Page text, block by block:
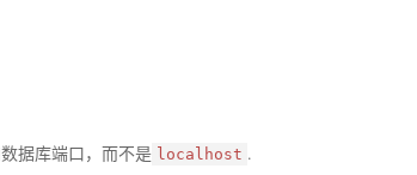
据库端口，而不是 localhost .